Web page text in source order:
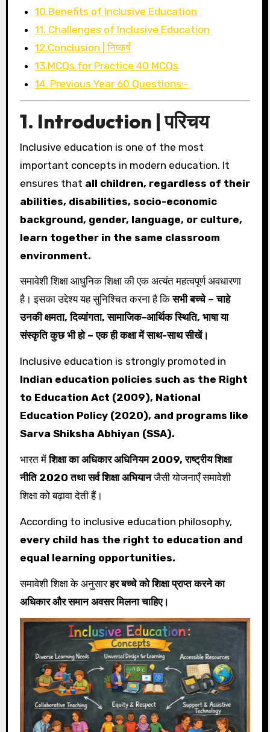
10.Benefits of Inclusive Education
11. Challenges of Inclusive Education
12.Conclusion | निष्कर्ष
13.MCQs for Practice 40 MCQs
14. Previous Year 60 Questions:-
1. Introduction | परिचय
Inclusive education is one of the most
important concepts in modern education. It
ensures that all children, regardless of their
abilities, disabilities, socio-economic
background, gender, language, or culture,
learn together in the same classroom
environment.
समावेशी शिक्षा आधुनिक शिक्षा की एक अत्यंत महत्वपूर्ण अवधारणा
है। इसका उद्देश्य यह सुनिश्चित करना है किसभी बच्चे – चाहे
उनकी क्षमता, दिव्यांगता, सामाजिक-आर्थिक स्थिति, भाषा या
संस्कृति कुछ भी हो – एक ही कक्षा में साथ-साथ सीखें।
Inclusive education is strongly promoted in
Indian education policies such as the Right
to Education Act (2009), National
Education Policy (2020), and programs like
Sarva Shiksha Abhiyan (SSA).
भारत मेंशिक्षा का अधिकार अधिनियम 2009, राष्ट्रीय शिक्षा
नीति 2020 तथा सर्व शिक्षा अभियानजैसी योजनाएँ समावेशी
शिक्षा को बढ़ावा देती हैं।
According to inclusive education philosophy,
every child has the right to education and
equal learning opportunities.
समावेशी शिक्षा के अनुसारहर बच्चे को शिक्षा प्राप्त करने का
अधिकार और समान अवसर मिलना चाहिए।